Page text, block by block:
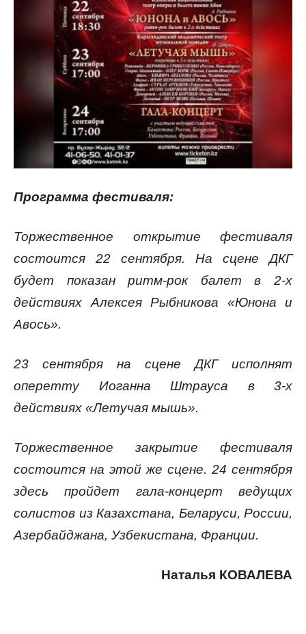
Программа фестиваля:
Торжественное открытие фестиваля
состоится 22 сентября. На сцене ДКГ
будет показан ритм-рок балет в 2-х
действиях Алексея Рыбникова «Юнона и
Авось».
23 сентября на сцене ДКГ исполнят
оперетту Иоганна Штрауса в 3-х
действиях «Летучая мышь».
Торжественное закрытие фестиваля
состоится на этой же сцене. 24 сентября
здесь пройдет гала-концерт ведущих
солистов из Казахстана, Беларуси, России,
Азербайджана, Узбекистана, Франции.
Наталья КОВАЛЕВА